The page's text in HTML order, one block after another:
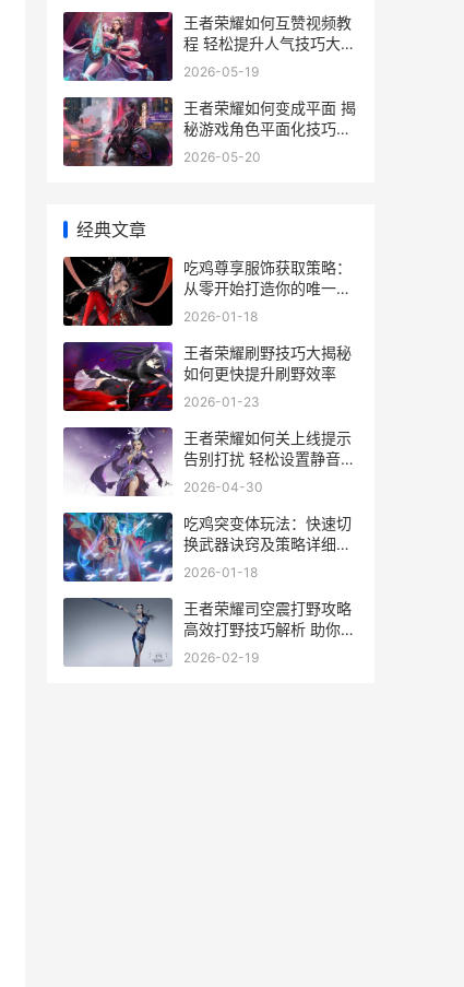
王者荣耀如何互赞视频教
程 轻松提升人气技巧大揭
秘
2026-05-19
王者荣耀如何变成平面 揭
秘游戏角色平面化技巧与
教程
2026-05-20
经典文章
吃鸡尊享服饰获取策略：
从零开始打造你的唯一潮
流 吃鸡服装免费领取
2026-01-18
王者荣耀刷野技巧大揭秘
如何更快提升刷野效率
2026-01-23
王者荣耀如何关上线提示
告别打扰 轻松设置静音攻
略
2026-04-30
吃鸡突变体玩法：快速切
换武器诀窍及策略详细解
答 吃鸡突变站最佳的地点
2026-01-18
王者荣耀司空震打野攻略
高效打野技巧解析 助你成
为野区霸主
2026-02-19